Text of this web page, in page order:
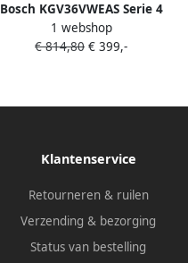
Bosch KGV36VWEAS Serie 4
vrijstaande koel-
vriescombinatie
1 webshop
€ 814,80 € 399,-
Klantenservice
Retourneren & ruilen
Verzending & bezorging
Status van bestelling